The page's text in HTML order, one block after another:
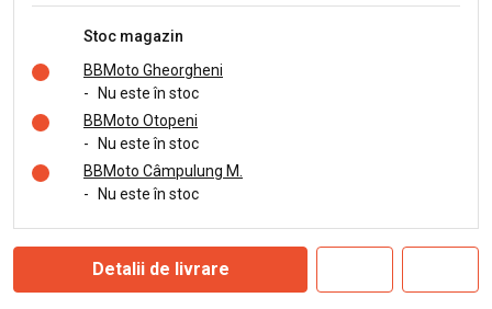
Stoc magazin
BBMoto Gheorgheni
-
Nu este în stoc
BBMoto Otopeni
-
Nu este în stoc
BBMoto Câmpulung M.
-
Nu este în stoc
Detalii de livrare